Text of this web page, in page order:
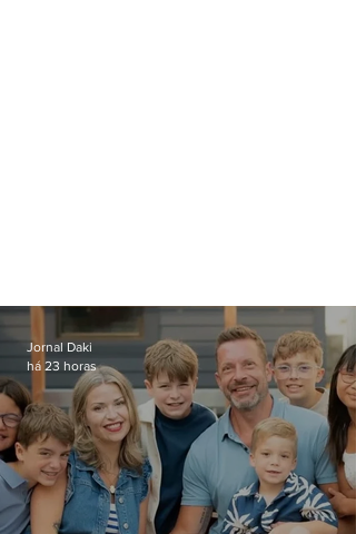
Jornal Daki
há 23 horas